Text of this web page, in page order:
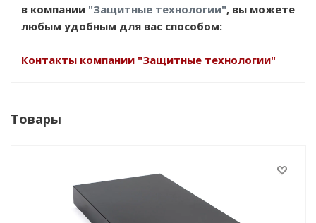
в компании "Защитные технологии", вы можете
любым удобным для вас способом:
Контакты компании "Защитные технологии"
Товары